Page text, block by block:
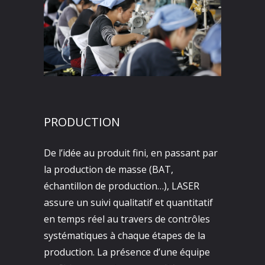
PRODUCTION
De l’idée au produit fini, en passant par
la production de masse (BAT,
échantillon de production…), LASER
assure un suivi qualitatif et quantitatif
en temps réel au travers de contrôles
systématiques à chaque étapes de la
production. La présence d’une équipe